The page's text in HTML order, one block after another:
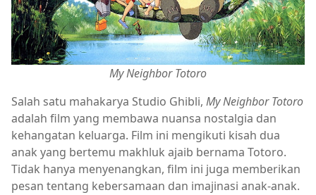
My Neighbor Totoro
Salah satu mahakarya Studio Ghibli, My Neighbor Totoro
adalah film yang membawa nuansa nostalgia dan
kehangatan keluarga. Film ini mengikuti kisah dua
anak yang bertemu makhluk ajaib bernama Totoro.
Tidak hanya menyenangkan, film ini juga memberikan
pesan tentang kebersamaan dan imajinasi anak-anak.